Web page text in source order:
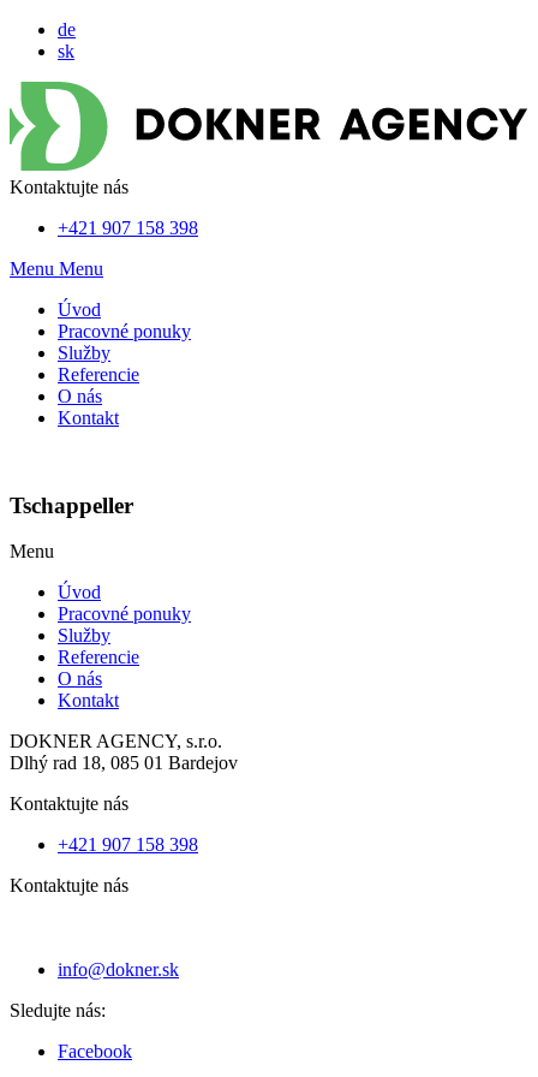
de
sk
Kontaktujte nás
+421 907 158 398
Menu Menu
Úvod
Pracovné ponuky
Služby
Referencie
O nás
Kontakt
Tschappeller
Menu
Úvod
Pracovné ponuky
Služby
Referencie
O nás
Kontakt
DOKNER AGENCY, s.r.o.
Dlhý rad 18, 085 01 Bardejov
Kontaktujte nás
+421 907 158 398
Kontaktujte nás
info@dokner.sk
Sledujte nás:
Facebook